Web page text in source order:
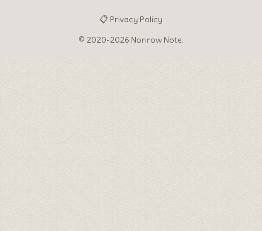
📋 Privacy Policy
© 2020-2026 Norirow Note.